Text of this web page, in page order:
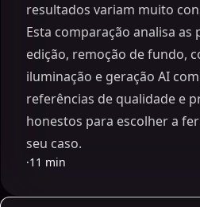
resultados variam muito
Esta comparação analisa as
edição, remoção de fundo,
iluminação e geração AI
referências de qualidade e
honestos para escolher a
seu caso.
·11 min